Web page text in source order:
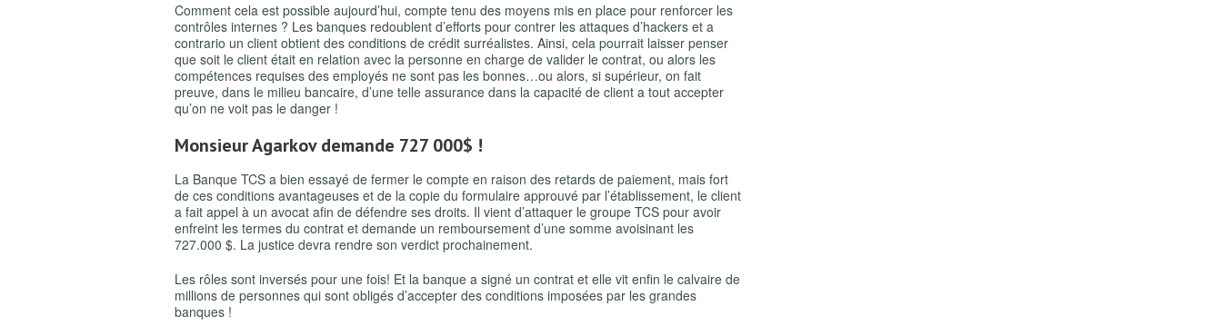
Comment cela est possible aujourd’hui, compte tenu des moyens mis en place pour renforcer les
contrôles internes ? Les banques redoublent d’efforts pour contrer les attaques d’hackers et a
contrario un client obtient des conditions de crédit surréalistes. Ainsi, cela pourrait laisser penser
que soit le client était en relation avec la personne en charge de valider le contrat, ou alors les
compétences requises des employés ne sont pas les bonnes…ou alors, si supérieur, on fait
preuve, dans le milieu bancaire, d’une telle assurance dans la capacité de client a tout accepter
qu’on ne voit pas le danger !
Monsieur Agarkov demande 727 000$ !
La Banque TCS a bien essayé de fermer le compte en raison des retards de paiement, mais fort
de ces conditions avantageuses et de la copie du formulaire approuvé par l’établissement, le client
a fait appel à un avocat afin de défendre ses droits. Il vient d’attaquer le groupe TCS pour avoir
enfreint les termes du contrat et demande un remboursement d’une somme avoisinant les
727.000 $. La justice devra rendre son verdict prochainement.
Les rôles sont inversés pour une fois! Et la banque a signé un contrat et elle vit enfin le calvaire de
millions de personnes qui sont obligés d’accepter des conditions imposées par les grandes
banques !